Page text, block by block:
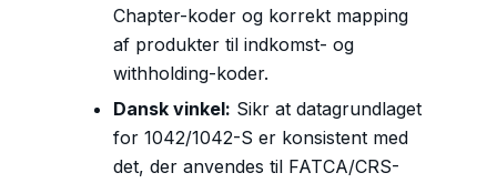
Chapter-koder og korrekt mapping
af produkter til indkomst- og
withholding-koder.
Dansk vinkel: Sikr at datagrundlaget
for 1042/1042-S er konsistent med
det, der anvendes til FATCA/CRS-